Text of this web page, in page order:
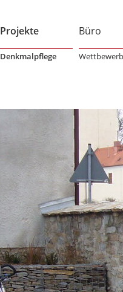
Projekte
Denkmalpflege
Büro